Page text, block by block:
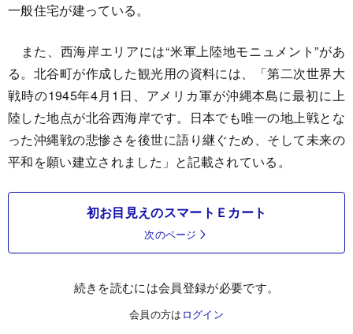
一般住宅が建っている。
また、西海岸エリアには“米軍上陸地モニュメント”があ
る。北谷町が作成した観光用の資料には、「第二次世界大
戦時の1945年4月1日、アメリカ軍が沖縄本島に最初に上
陸した地点が北谷西海岸です。日本でも唯一の地上戦とな
った沖縄戦の悲惨さを後世に語り継ぐため、そして未来の
平和を願い建立されました」と記載されている。
初お目見えのスマートＥカート
次のページ
続きを読むには会員登録が必要です。
会員の方は ログイン